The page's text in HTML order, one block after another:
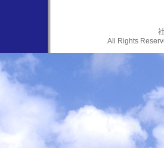
All Rights